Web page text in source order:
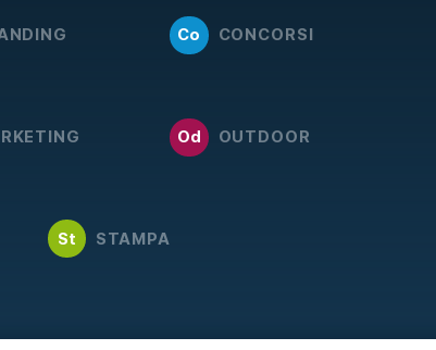
Co CONCORSI
Od OUTDOOR
St STAMPA